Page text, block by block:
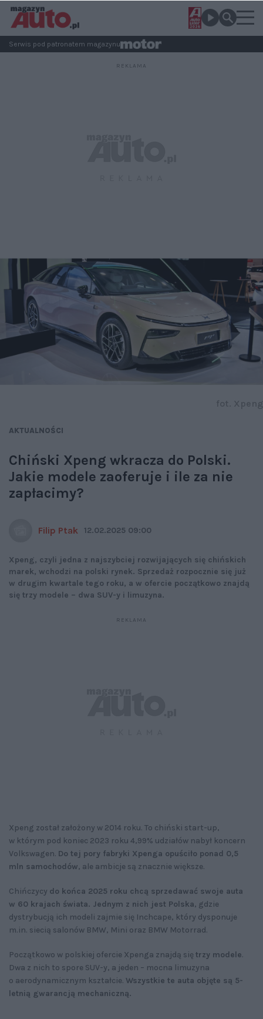
Serwis pod patronatem magazynu
AKTUALNOŚCI
Chiński Xpeng wkracza do Polski.
Jakie modele zaoferuje i ile za nie
zapłacimy?
Filip Ptak 12.02.2025 09:00
Xpeng, czyli jedna z najszybciej rozwijających się chińskich
marek, wchodzi na polski rynek. Sprzedaż rozpocznie się już
w drugim kwartale tego roku, a w ofercie początkowo znajdą
się trzy modele – dwa SUV-y i limuzyna.
Xpeng został założony w 2014 roku. To chiński start-up,
w którym pod koniec 2023 roku 4,99% udziałów nabył koncern
Volkswagen. Do tej pory fabryki Xpenga opuściło ponad 0,5
mln samochodów, ale ambicje są znacznie większe.
Chińczycy do końca 2025 roku chcą sprzedawać swoje auta
w 60 krajach świata. Jednym z nich jest Polska, gdzie
dystrybucją ich modeli zajmie się Inchcape, który dysponuje
m.in. siecią salonów BMW, Mini oraz BMW Motorrad.
Początkowo w polskiej ofercie Xpenga znajdą się trzy modele.
Dwa z nich to spore SUV-y, a jeden – mocna limuzyna
o aerodynamicznym kształcie. Wszystkie te auta objęte są 5-
letnią gwarancją mechaniczną.